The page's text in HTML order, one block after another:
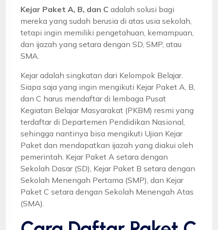
Kejar Paket A, B, dan C adalah solusi bagi
mereka yang sudah berusia di atas usia sekolah,
tetapi ingin memiliki pengetahuan, kemampuan,
dan ijazah yang setara dengan SD, SMP, atau
SMA.
Kejar adalah singkatan dari Kelompok Belajar.
Siapa saja yang ingin mengikuti Kejar Paket A, B,
dan C harus mendaftar di lembaga Pusat
Kegiatan Belajar Masyarakat (PKBM) resmi yang
terdaftar di Departemen Pendidikan Nasional,
sehingga nantinya bisa mengikuti Ujian Kejar
Paket dan mendapatkan ijazah yang diakui oleh
pemerintah. Kejar Paket A setara dengan
Sekolah Dasar (SD), Kejar Paket B setara dengan
Sekolah Menengah Pertama (SMP), dan Kejar
Paket C setara dengan Sekolah Menengah Atas
(SMA).